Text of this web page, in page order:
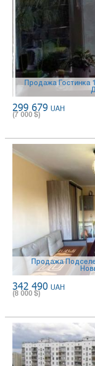
Продажа Гостинка
299 679 UAH
(7 000 $)
Продажа
342 490 UAH
(8 000 $)